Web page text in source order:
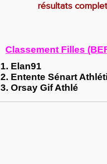
résultats
Classement Filles
1. Elan91
2. Entente Sénart
3. Orsay Gif Athlé